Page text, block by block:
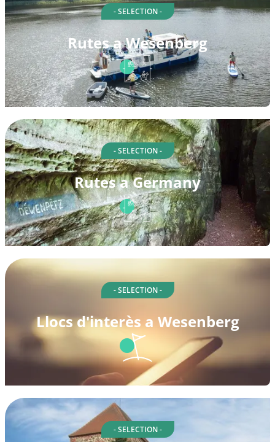
- SELECTION -
Rutes a Wesenberg
- SELECTION -
Rutes a Germany
- SELECTION -
Llocs d'interès a Wesenberg
- SELECTION -